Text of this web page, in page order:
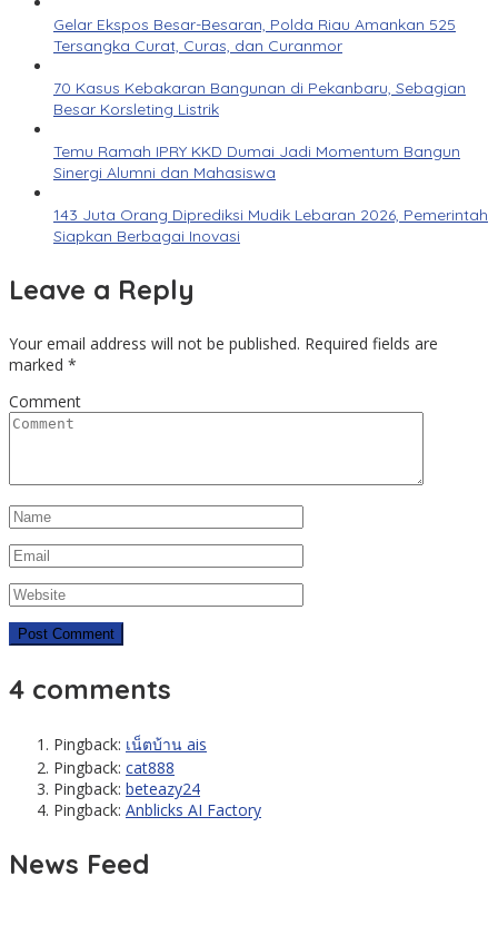
Gelar Ekspos Besar-Besaran, Polda Riau Amankan 525
Tersangka Curat, Curas, dan Curanmor
70 Kasus Kebakaran Bangunan di Pekanbaru, Sebagian
Besar Korsleting Listrik
Temu Ramah IPRY KKD Dumai Jadi Momentum Bangun
Sinergi Alumni dan Mahasiswa
143 Juta Orang Diprediksi Mudik Lebaran 2026, Pemerintah
Siapkan Berbagai Inovasi
Leave a Reply
Your email address will not be published. Required fields are
marked *
Comment
4 comments
Pingback: เน็ตบ้าน ais
Pingback: cat888
Pingback: beteazy24
Pingback: Anblicks AI Factory
News Feed